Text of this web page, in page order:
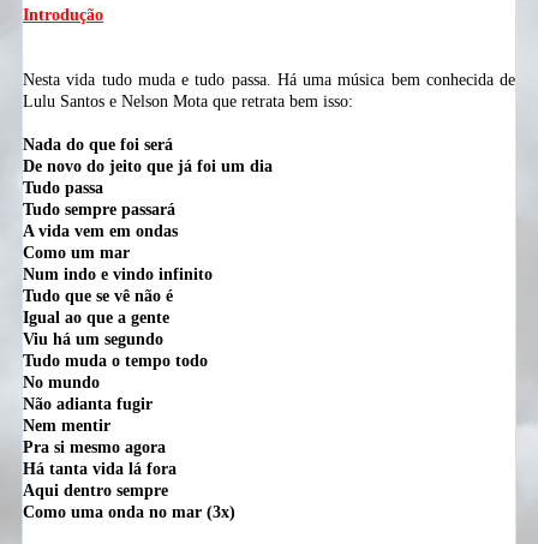
Introdução
Nesta vida tudo muda e tudo passa. Há uma música bem conhecida de
Lulu Santos e Nelson Mota que retrata bem isso:
Nada do que foi será
De novo do jeito que já foi um dia
Tudo passa
Tudo sempre passará
A vida vem em ondas
Como um mar
Num indo e vindo infinito
Tudo que se vê não é
Igual ao que a gente
Viu há um segundo
Tudo muda o tempo todo
No mundo
Não adianta fugir
Nem mentir
Pra si mesmo agora
Há tanta vida lá fora
Aqui dentro sempre
Como uma onda no mar (3x)